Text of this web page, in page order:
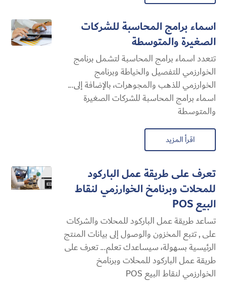
اسماء برامج المحاسبة للشركات
الصغيرة والمتوسطة
تتعدد اسماء برامج المحاسبة لتشمل برنامج
الخوارزمي للتفصيل والخياطة وبرنامج
الخوارزمي للذهب والمجوهرات، بالإضافة إلى...
اسماء برامج المحاسبة للشركات الصغيرة
والمتوسطة
اقرأ المزيد
تعرف على طريقة عمل الباركود
للمحلات وبرنامخ الخوارزمي لنقاط
البيع POS
تساعد طريقة عمل الباركود للمحلات والشركات
على , تتبع المخزون والوصول إلى بيانات المنتج
الرئيسية بسهولة، سيساعدك تعلم... تعرف على
طريقة عمل الباركود للمحلات وبرنامخ
الخوارزمي لنقاط البيع POS